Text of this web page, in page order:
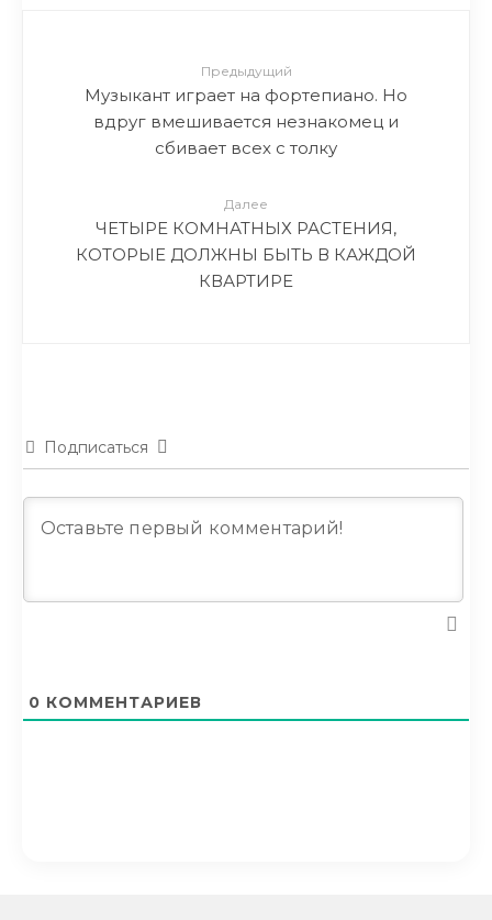
Предыдущий
Музыкант играет на фортепиано. Но
вдруг вмешивается незнакомец и
сбивает всех с толку
Далее
ЧЕТЫРЕ КОМНАТНЫХ РАСТЕНИЯ,
КОТОРЫЕ ДОЛЖНЫ БЫТЬ В КАЖДОЙ
КВАРТИРЕ
Подписаться
0 КОММЕНТАРИЕВ